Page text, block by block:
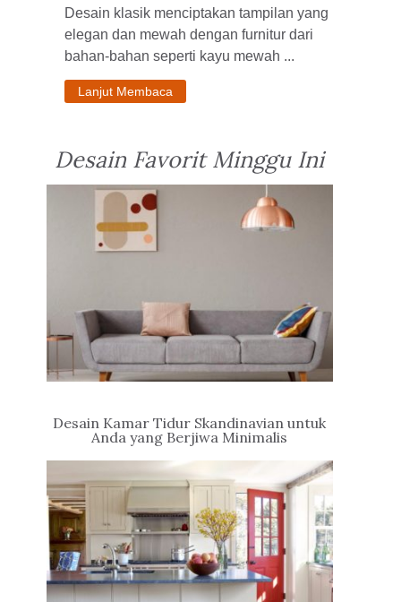
Desain klasik menciptakan tampilan yang
elegan dan mewah dengan furnitur dari
bahan-bahan seperti kayu mewah ...
Lanjut Membaca
Desain Favorit Minggu Ini
Desain Kamar Tidur Skandinavian untuk
Anda yang Berjiwa Minimalis